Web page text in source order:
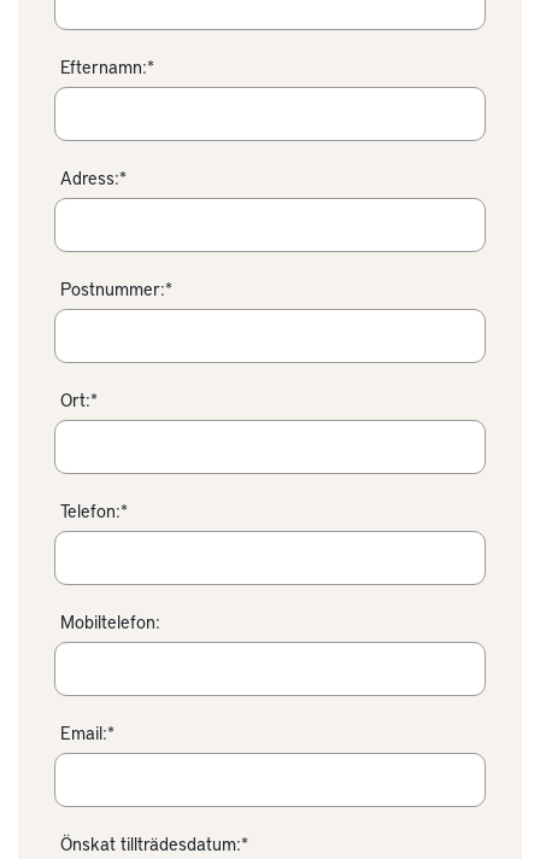
Efternamn:*
Adress:*
Postnummer:*
Ort:*
Telefon:*
Mobiltelefon:
Email:*
Önskat tillträdesdatum:*